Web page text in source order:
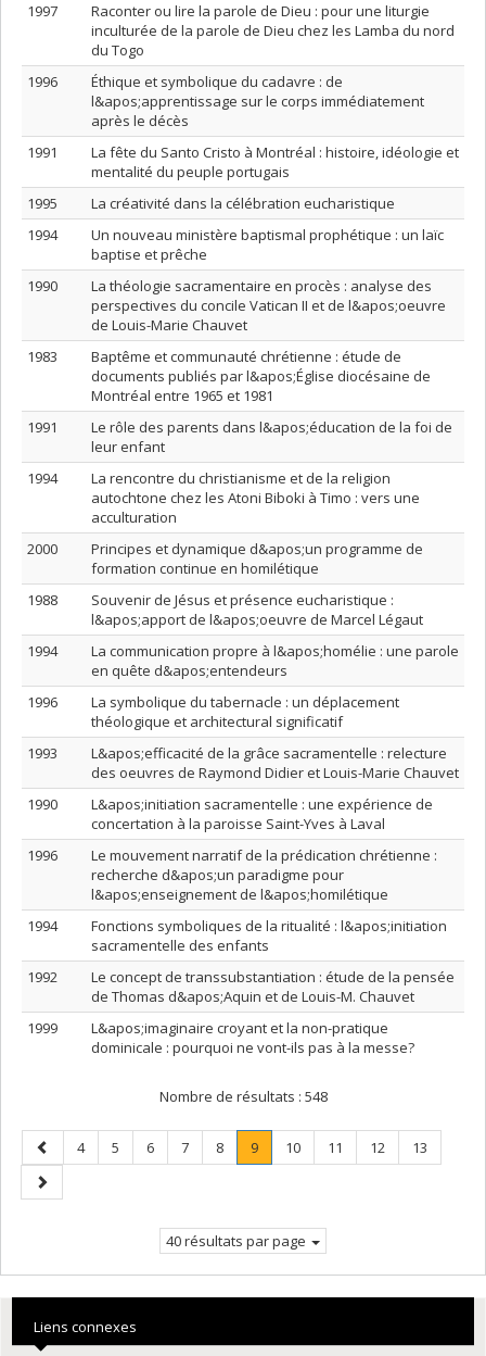
1997
Raconter ou lire la parole de Dieu : pour une liturgie
inculturée de la parole de Dieu chez les Lamba du nord
du Togo
1996
Éthique et symbolique du cadavre : de
l&apos;apprentissage sur le corps immédiatement
après le décès
1991
La fête du Santo Cristo à Montréal : histoire, idéologie et
mentalité du peuple portugais
1995
La créativité dans la célébration eucharistique
1994
Un nouveau ministère baptismal prophétique : un laïc
baptise et prêche
1990
La théologie sacramentaire en procès : analyse des
perspectives du concile Vatican II et de l&apos;oeuvre
de Louis-Marie Chauvet
1983
Baptême et communauté chrétienne : étude de
documents publiés par l&apos;Église diocésaine de
Montréal entre 1965 et 1981
1991
Le rôle des parents dans l&apos;éducation de la foi de
leur enfant
1994
La rencontre du christianisme et de la religion
autochtone chez les Atoni Biboki à Timo : vers une
acculturation
2000
Principes et dynamique d&apos;un programme de
formation continue en homilétique
1988
Souvenir de Jésus et présence eucharistique :
l&apos;apport de l&apos;oeuvre de Marcel Légaut
1994
La communication propre à l&apos;homélie : une parole
en quête d&apos;entendeurs
1996
La symbolique du tabernacle : un déplacement
théologique et architectural significatif
1993
L&apos;efficacité de la grâce sacramentelle : relecture
des oeuvres de Raymond Didier et Louis-Marie Chauvet
1990
L&apos;initiation sacramentelle : une expérience de
concertation à la paroisse Saint-Yves à Laval
1996
Le mouvement narratif de la prédication chrétienne :
recherche d&apos;un paradigme pour
l&apos;enseignement de l&apos;homilétique
1994
Fonctions symboliques de la ritualité : l&apos;initiation
sacramentelle des enfants
1992
Le concept de transsubstantiation : étude de la pensée
de Thomas d&apos;Aquin et de Louis-M. Chauvet
1999
L&apos;imaginaire croyant et la non-pratique
dominicale : pourquoi ne vont-ils pas à la messe?
Nombre de résultats : 548
Page
précédente
Page
4 Page
5 Page
6 Page
7 Page
8 Page
9.
Page
Page
10 Page
11 Page
12 Page
13
Page
suivante
40 résultats par page
Liens connexes